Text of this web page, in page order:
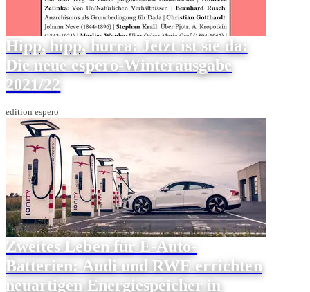
Hipp, hipp, hurra: Jetzt ist sie da:
Die neue espero-Winterausgabe
2021/22
edition espero
Zweites Leben für E-Auto-
Batterien: Audi und RWE errichten
neuartigen Energiespeicher in